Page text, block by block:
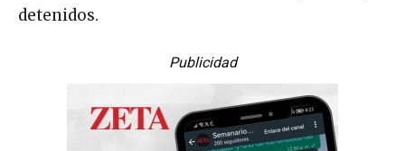
detenidos.
Publicidad